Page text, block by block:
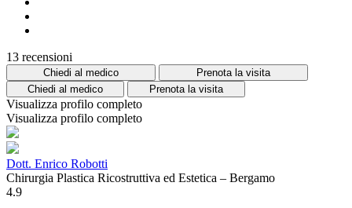
13 recensioni
Chiedi al medico
Prenota la visita
Chiedi al medico
Prenota la visita
Visualizza profilo completo
Visualizza profilo completo
Dott. Enrico Robotti
Chirurgia Plastica Ricostruttiva ed Estetica – Bergamo
4.9